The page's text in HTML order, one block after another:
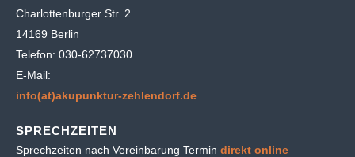
Charlottenburger Str. 2
14169 Berlin
Telefon: 030-62737030
E-Mail:
info(at)akupunktur-zehlendorf.de
SPRECHZEITEN
Sprechzeiten nach Vereinbarung Termin direkt online